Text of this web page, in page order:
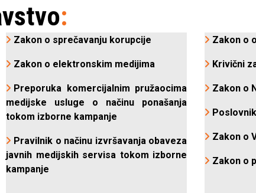
Zakon o sprečavanju korupcije
Zakon o elektronskim medijima
Preporuka komercijalnim pružaocima
medijske usluge o načinu ponašanja
tokom izborne kampanje
Pravilnik o načinu izvršavanja obaveza
javnih medijskih servisa tokom izborne
kampanje
Zakon o
Krivični
Zakon o
Zakon o
Zakon o